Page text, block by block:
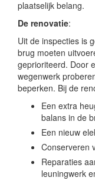
plaatselijk belang.
De renovatie:
Uit de inspecties is
brug moeten
geprioriteerd. Door
wegenwerk
beperken. Bij de
Een extra
balans in de
Een nieuw
Conserveren
Reparaties
leuningwerk